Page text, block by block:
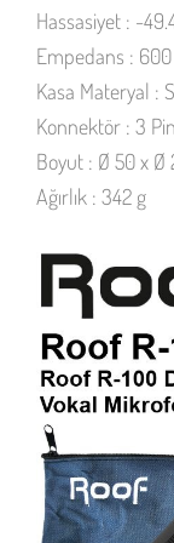
Hassasiyet : -
Empedans :
Kasa Materyal :
Konnektör : 3
Boyut : Ø 50 x Ø
Ağırlık : 342 g